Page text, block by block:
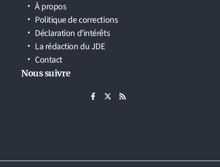
À propos
Politique de corrections
Déclaration d’intérêts
La rédaction du JDE
Contact
Nous suivre